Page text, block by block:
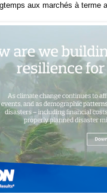
aux marchés à terme